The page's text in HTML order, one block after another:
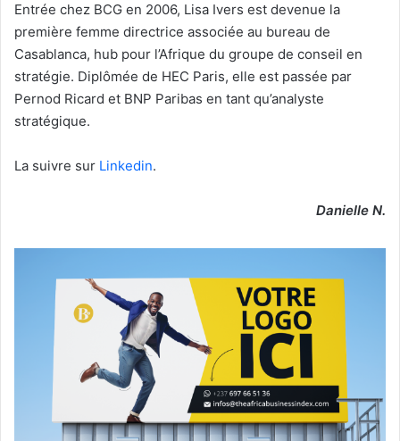
Entrée chez BCG en 2006, Lisa Ivers est devenue la
première femme directrice associée au bureau de
Casablanca, hub pour l’Afrique du groupe de conseil en
stratégie. Diplômée de HEC Paris, elle est passée par
Pernod Ricard et BNP Paribas en tant qu’analyste
stratégique.
La suivre sur Linkedin.
Danielle N.